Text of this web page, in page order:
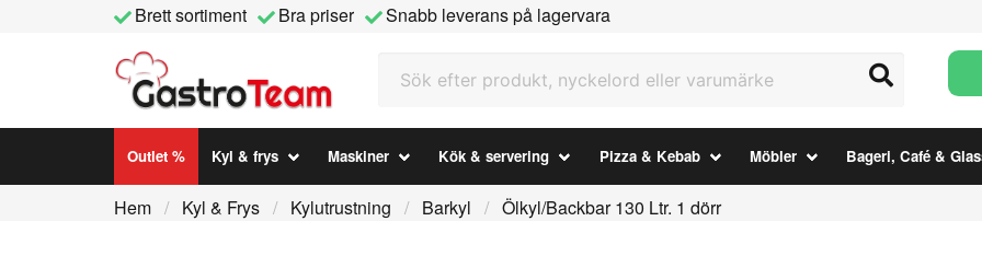
Brett sortiment Bra priser
Snabb leverans på lagervara
Outlet % Kyl & frys Maskiner Kök & servering Pizza & Kebab Möbler Bageri, Café &
Hem Kyl & Frys Kylutrustning Barkyl Ölkyl/Backbar 130 Ltr. 1 dörr